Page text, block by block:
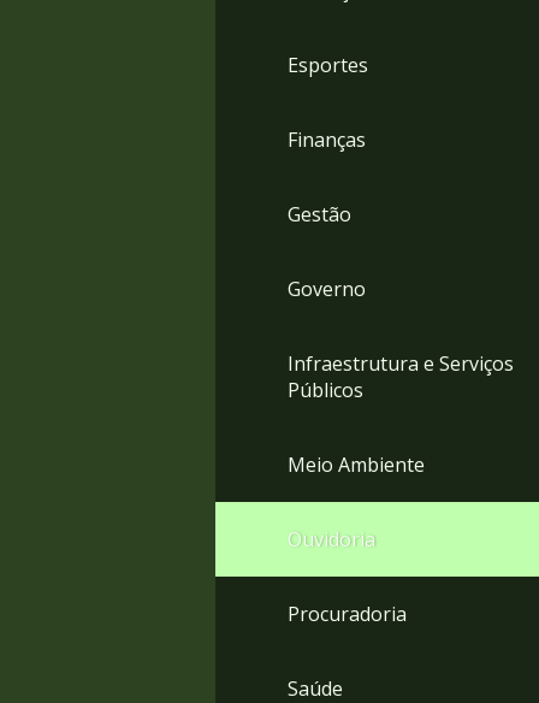
Esportes
Finanças
Gestão
Governo
Infraestrutura e Serviços
Públicos
Meio Ambiente
Ouvidoria
Procuradoria
Saúde